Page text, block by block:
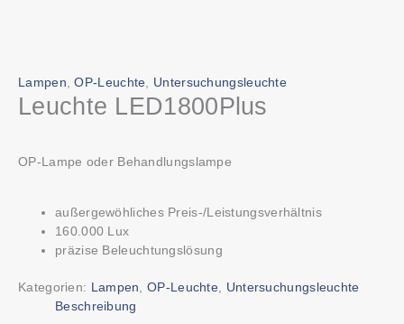
Lampen ,OP-Leuchte Untersuchungsleuchte
Leuchte LED1800Plus
OP-Lampe oder Behandlungslampe
außergewöhliches Preis-/Leistungsverhältnis
160.000 Lux
präzise Beleuchtungslösung
Kategorien: Lampen,OP-Leuchte, Untersuchungsleuchte
Beschreibung